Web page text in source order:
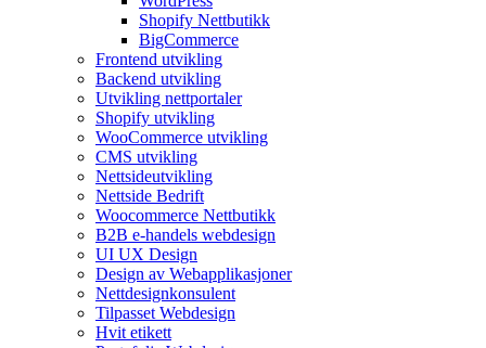
Shopify Nettbutikk
BigCommerce
Frontend utvikling
Backend utvikling
Utvikling nettportaler
Shopify utvikling
WooCommerce utvikling
CMS utvikling
Nettsideutvikling
Nettside Bedrift
Woocommerce Nettbutikk
B2B e-handels webdesign
UI UX Design
Design av Webapplikasjoner
Nettdesignkonsulent
Tilpasset Webdesign
Hvit etikett
Konsulentvirksomhet og partnerskap
Nettdesignkonsulent
Hvit etikett
E-handelsløsning
Woocommerce Nettbutikk
Shopify utvikling
WooCommerce utvikling
Betjener
WordPress
Shopify Nettbutikk
Byggetjenester
Byggefirmaer